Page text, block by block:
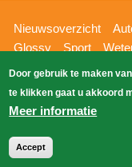
Hoofdnavigatie
Nieuwsoverzicht
Glossy
Sport
Bizzpress
Blik op 112
Zoeken
Door gebruik te maken
te klikken gaat u akkoord
Meer informatie
Accept